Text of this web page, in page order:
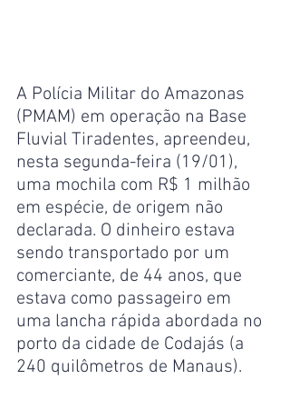
A Polícia Militar do Amazonas
(PMAM) em operação na Base
Fluvial Tiradentes, apreendeu,
nesta segunda-feira (19/01),
uma mochila com R$ 1 milhão
em espécie, de origem não
declarada. O dinheiro estava
sendo transportado por um
comerciante, de 44 anos, que
estava como passageiro em
uma lancha rápida abordada no
porto da cidade de Codajás (a
240 quilômetros de Manaus).